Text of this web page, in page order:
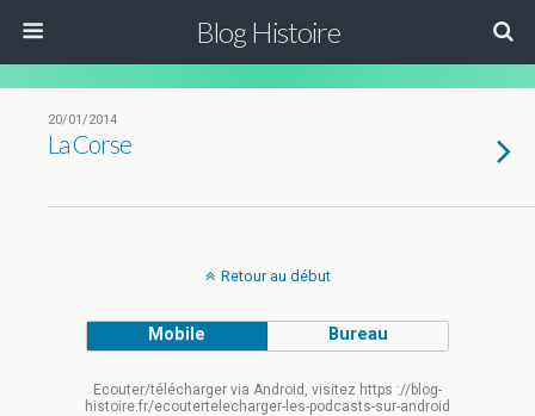
Blog Histoire
20/01/2014
La Corse
Retour au début
Mobile Bureau
Ecouter/télécharger via Android, visitez https ://blog-
histoire.fr/ecoutertelecharger-les-podcasts-sur-android